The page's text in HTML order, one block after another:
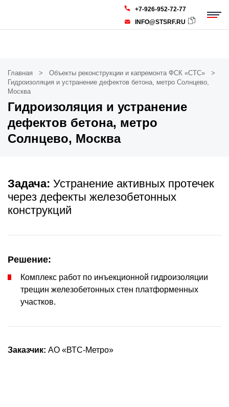
+7-926-952-72-77
INFO@STSRF.RU
Главная
Объекты реконструкции и капремонта ФСК «СТС»
Гидроизоляция и устранение дефектов бетона, метро Солнцево,
Москва
Гидроизоляция и устранение
дефектов бетона, метро
Солнцево, Москва
Задача: Устранение активных протечек
через дефекты железобетонных
конструкций
Решение:
Комплекс работ по инъекционной гидроизоляции
трещин железобетонных стен платформенных
участков.
Заказчик: АО «ВТС-Метро»